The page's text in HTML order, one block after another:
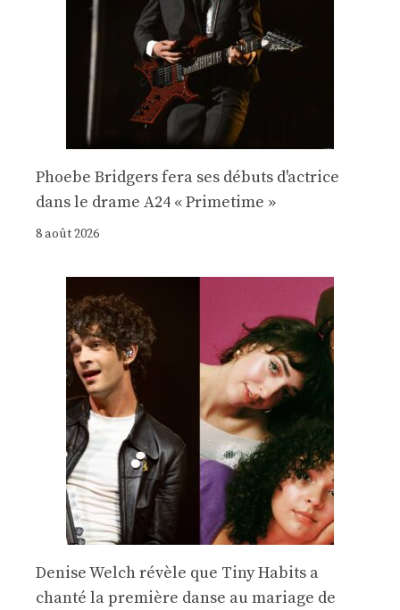
Phoebe Bridgers fera ses débuts d'actrice
dans le drame A24 « Primetime »
8 août 2026
Denise Welch révèle que Tiny Habits a
chanté la première danse au mariage de